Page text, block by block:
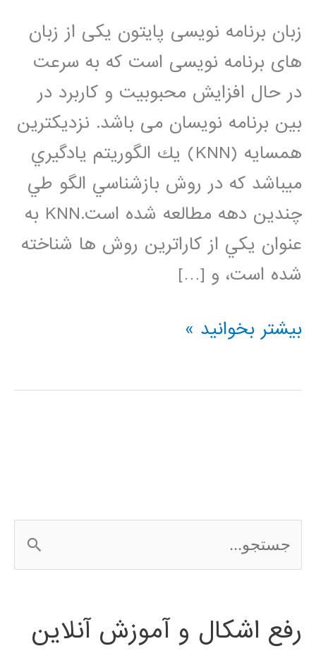
زبان برنامه نویسی پایتون یکی از زبان
های برنامه نویسی است که به سرعت
در حال افزایش محبوبیت و کاربرد در
بین برنامه نویسان می باشد. نزديكترين
همسايه (KNN) يك الگوريتم يادگيري
ميباشد كه در روش بازشناسي الگو طي
چندين دهه مطالعه شده است.KNN به
عنوان يكي از كاراترين روش ها شناخته
شده است، و […]
دسته
کننده
Neighbor)
در
بیشتر بخوانید »
س
ج
رفع اشکال و آموزش آنلاین